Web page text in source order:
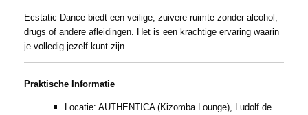
Ecstatic Dance biedt een veilige, zuivere ruimte zonder alcohol,
drugs of andere afleidingen. Het is een krachtige ervaring waarin
je volledig jezelf kunt zijn.
Praktische Informatie
Locatie: AUTHENTICA (Kizomba Lounge), Ludolf de